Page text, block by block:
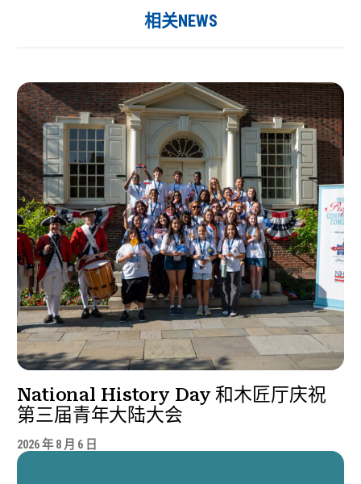
相关NEWS
National History Day 和木匠厅庆祝
第三届青年大陆大会
2026 年 8 月 6 日